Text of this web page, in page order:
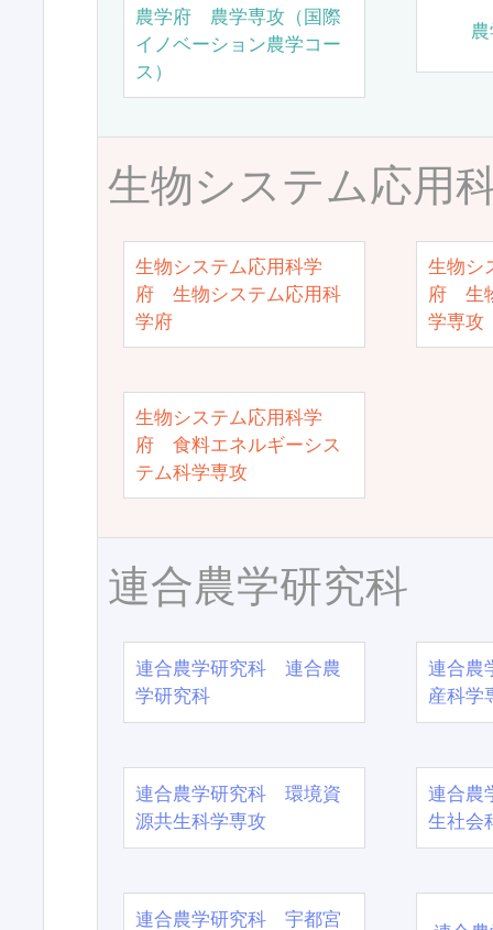
農学府 農学専攻（国際
イノベーション農学コー
ス）
生物システム応用
生物システム応用科学
府 生物システム応用科
学府
生物シ
府 生
学専攻
生物システム応用科学
府 食料エネルギーシス
テム科学専攻
連合農学研究科
連合農学研究科 連合農
学研究科
連合農
産科学
連合農学研究科 環境資
源共生科学専攻
連合農
生社会
連合農学研究科 宇都宮